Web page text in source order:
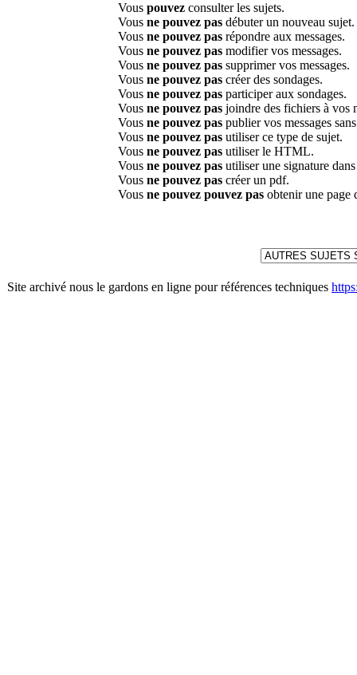
Vous pouvez consulter les sujets.
Vous ne pouvez pas débuter un nouveau sujet.
Vous ne pouvez pas répondre aux messages.
Vous ne pouvez pas modifier vos messages.
Vous ne pouvez pas supprimer vos messages.
Vous ne pouvez pas créer des sondages.
Vous ne pouvez pas participer aux sondages.
Vous ne pouvez pas joindre des fichiers à vos
Vous ne pouvez pas publier vos messages
Vous ne pouvez pas utiliser ce type de sujet.
Vous ne pouvez pas utiliser le HTML.
Vous ne pouvez pas utiliser une signature
Vous ne pouvez pas créer un pdf.
Vous ne pouvez pouvez pas obtenir une page
Site archivé nous le gardons en ligne pour références techniques